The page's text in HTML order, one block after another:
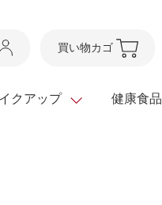
買い物カゴ
クアップ 健康食品